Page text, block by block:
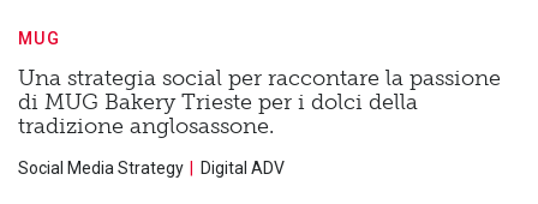
MUG
Una strategia social per raccontare la passione
di MUG Bakery Trieste per i dolci della
tradizione anglosassone.
Social Media Strategy Digital ADV